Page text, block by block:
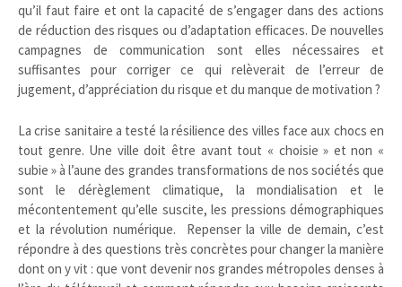
qu’il faut faire et ont la capacité de s’engager dans des actions
de réduction des risques ou d’adaptation efficaces. De nouvelles
campagnes de communication sont elles nécessaires et
suffisantes pour corriger ce qui relèverait de l’erreur de
jugement, d’appréciation du risque et du manque de motivation ?
La crise sanitaire a testé la résilience des villes face aux chocs en
tout genre. Une ville doit être avant tout « choisie » et non «
subie » à l’aune des grandes transformations de nos sociétés que
sont le dérèglement climatique, la mondialisation et le
mécontentement qu’elle suscite, les pressions démographiques
et la révolution numérique. Repenser la ville de demain, c’est
répondre à des questions très concrètes pour changer la manière
dont on y vit : que vont devenir nos grandes métropoles denses à